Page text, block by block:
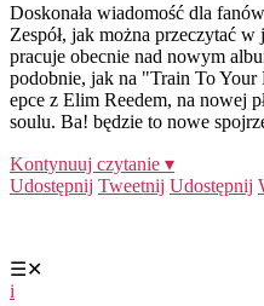
Doskonała wiadomość dla
Zespół, jak można przeczytać
pracuje obecnie nad nowym
podobnie, jak na "Train To Your
epce z Elim Reedem, na nowej
soulu. Ba! będzie to nowe
Kontynuuj czytanie ▾
Udostępnij Tweetnij Udostępnij
☰✕
i